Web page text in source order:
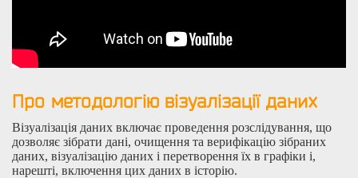
Про методологію візуалізації даних
Візуалізація даних включає проведення розслідування, що
дозволяє зібрати дані, очищення та верифікацію зібраних
даних, візуалізацію даних і перетворення їх в графіки і,
нарешті, включення цих даних в історію.